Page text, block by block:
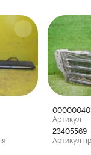
Артикул
23405569
Артикул